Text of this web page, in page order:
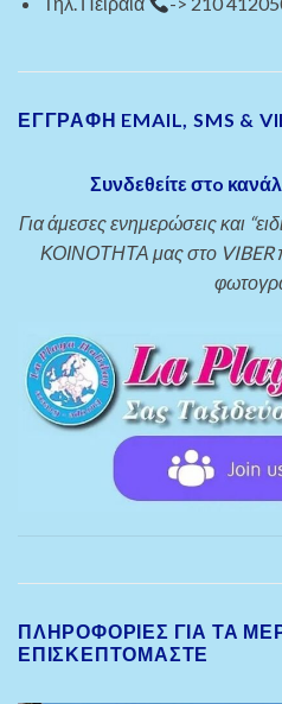
ΕΓΓΡΑΦΗ EMAIL, SMS &
Συνδεθείτε στo
Για άμεσες ενημερώσεις και
ΚΟΙΝΟΤΗΤΑ μας στο VIBER
ΠΛΗΡΟΦΟΡΊΕΣ ΓΙΑ ΤΑ
ΕΠΙΣΚΕΠΤΌΜΑΣΤΕ